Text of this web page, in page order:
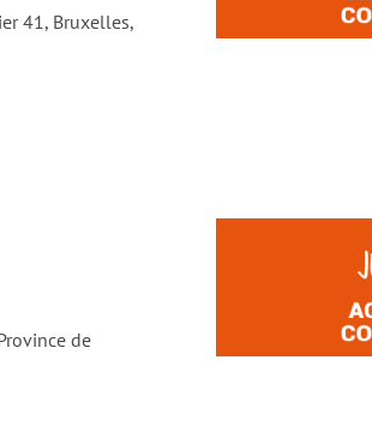
41, Bruxelles,
de